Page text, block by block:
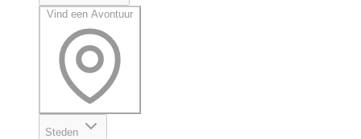
Vind een Avontuur
Steden